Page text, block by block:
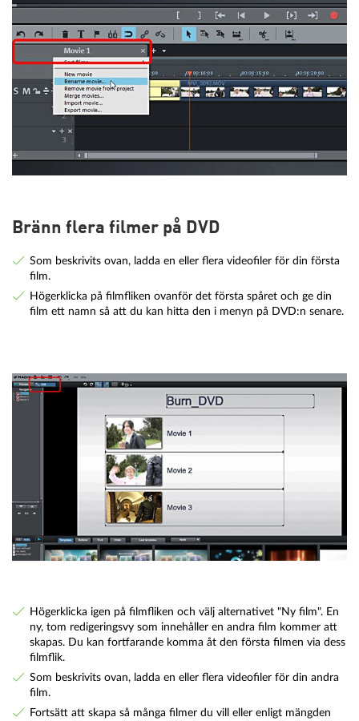
Bränn flera filmer på DVD
Som beskrivits ovan, ladda en eller flera videofiler för din första
film.
Högerklicka på filmfliken ovanför det första spåret och ge din
film ett namn så att du kan hitta den i menyn på DVD:n senare.
Högerklicka igen på filmfliken och välj alternativet "Ny film". En
ny, tom redigeringsvy som innehåller en andra film kommer att
skapas. Du kan fortfarande komma åt den första filmen via dess
filmflik.
Som beskrivits ovan, ladda en eller flera videofiler för din andra
film.
Fortsätt att skapa så många filmer du vill eller enligt mängden